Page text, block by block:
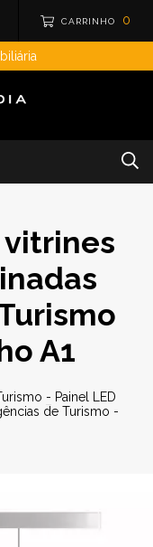
CARRINHO 0
vitrines
A1
- Painel LED
de Turismo -